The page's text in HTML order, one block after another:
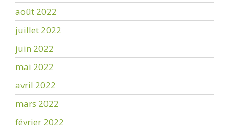
août 2022
juillet 2022
juin 2022
mai 2022
avril 2022
mars 2022
février 2022